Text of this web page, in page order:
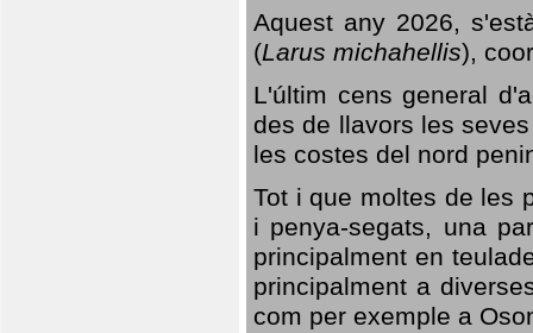
Aquest any 2026,
(Larus michahellis),
L'últim cens general
des de llavors les
les costes del nord
Tot i que moltes de les
i penya-segats, una
principalment en
principalment a
com per exemple a